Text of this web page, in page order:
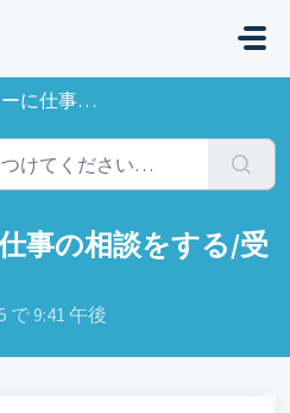
談をする/受ける
事の相談をする/受
で 9:41 午後